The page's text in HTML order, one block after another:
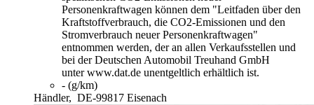
Personenkraftwagen können dem "Leitfaden über den
Kraftstoffverbrauch, die CO2-Emissionen und den
Stromverbrauch neuer Personenkraftwagen"
entnommen werden, der an allen Verkaufsstellen und
bei der Deutschen Automobil Treuhand GmbH
unter www.dat.de unentgeltlich erhältlich ist.
- (g/km)
Händler, DE-99817 Eisenach